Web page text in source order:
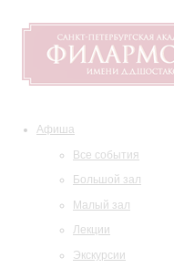
Афиша
Все события
Большой зал
Малый зал
Лекции
Экскурсии